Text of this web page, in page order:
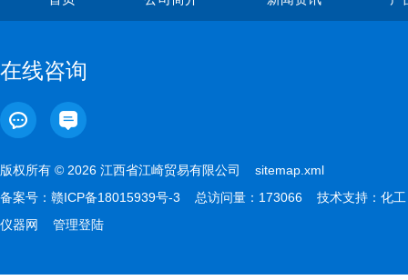
在线咨询
版权所有 © 2026 江西省江崎贸易有限公司 sitemap.xml
备案号： 赣ICP备18015939号-3 总访问量：173066 技术支持： 化工
仪器网
管理登陆